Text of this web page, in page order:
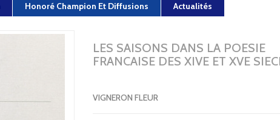
Honoré Champion Et Diffusions Actualités
LES SAISONS DANS LA POESIE
FRANCAISE DES XIVE ET XVE
VIGNERON FLEUR